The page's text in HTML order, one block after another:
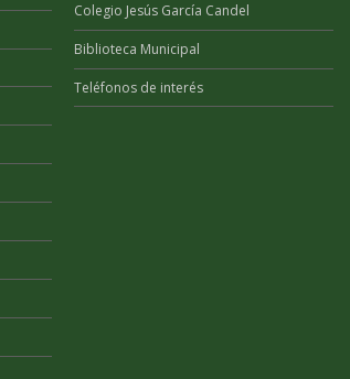
Colegio Jesús García Candel
Biblioteca Municipal
Teléfonos de interés